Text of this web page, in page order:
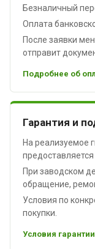
Безналичный
Оплата
После заявки
отправит
Подробнее об
Гарантия и
На реализуемое
При заводском
обращение,
Условия по
покупки.
Условия гарантии